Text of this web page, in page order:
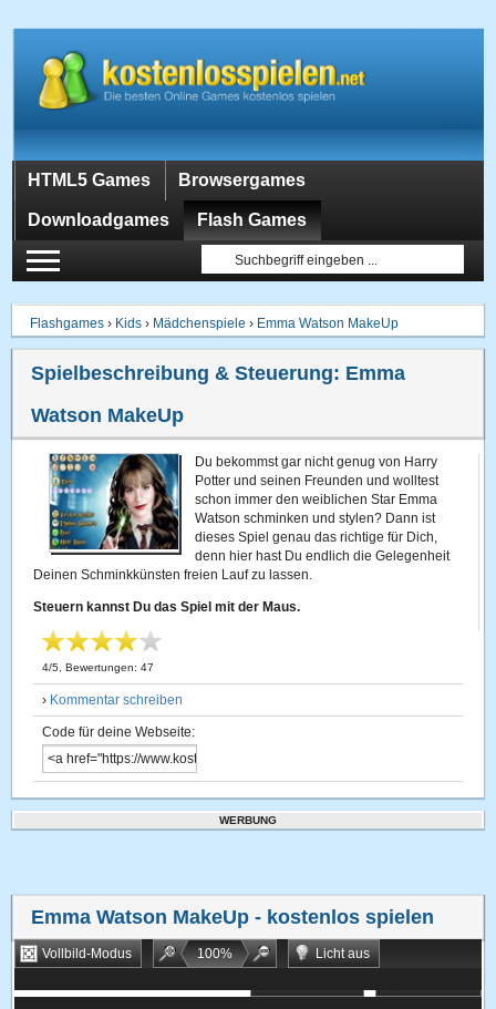
HTML5 Games Browsergames
Downloadgames Flash Games
Flashgames › Kids › Mädchenspiele › Emma Watson MakeUp
Spielbeschreibung & Steuerung: Emma
Watson MakeUp
Du bekommst gar nicht genug von Harry
Potter und seinen Freunden und wolltest
schon immer den weiblichen Star Emma
Watson schminken und stylen? Dann ist
dieses Spiel genau das richtige für Dich,
denn hier hast Du endlich die Gelegenheit
Deinen Schminkkünsten freien Lauf zu lassen.
Steuern kannst Du das Spiel mit der Maus.
4/5 , Bewertungen:47
› Kommentar schreiben
Code für deine Webseite:
WERBUNG
Emma Watson MakeUp - kostenlos spielen
Vollbild-Modus 100%
Licht aus